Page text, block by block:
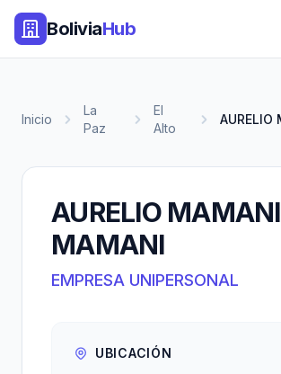
BoliviaHub
Inicio
La
Paz
El
Alto
AURELIO MAMANI
MAMANI
EMPRESA UNIPERSONAL
UBICACIÓN